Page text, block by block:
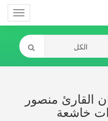
القارئ منصور
خاشعة